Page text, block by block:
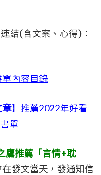
結(含文案、心得)：
內容目錄
章】推薦2022年好看
單
鷹推薦「言情+耽
發文當天，發通知信